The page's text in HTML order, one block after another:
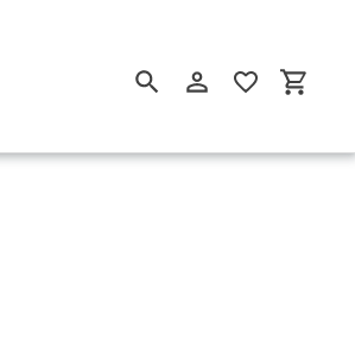
SuchenEinloggen